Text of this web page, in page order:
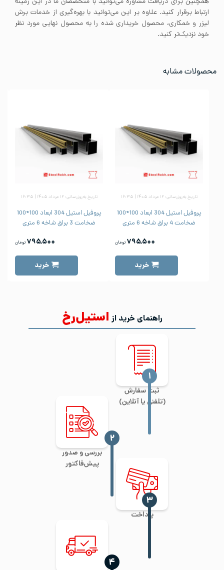
ارتباط برقرار کنید. علاوه بر این می‌توانید با بهره‌گیری از خدمات برش
لیزر و خمکاری، محصول خریداری شده را به محصول نهایی مورد نظر
خود نزدیک‌تر کنید.
محصولات مشابه
تاریخ به‌روزرسانی: ۱۲ مرداد ۱۴۰۵ | ۱۶:۳۵
پروفیل استیل 304 ابعاد 100*100
ضخامت 4 براق شاخه 6 متری
۷۹۵,۵۰۰ تومان
خرید
تاریخ به‌روزرسانی: ۱۲ مرداد ۱۴۰۵ | ۱۶:۳۵
پروفیل استیل 304 ابعاد 100*100
ضخامت 3 براق شاخه 6 متری
۷۹۵,۵۰۰ تومان
خرید
راهنمای خرید از استیل‌رخ
ثبت سفارش
(تلفنی یا آنلاین)
‍۱
بررسی و صدور
پیش‌فاکتور
‍۲
پرداخت
‍۳
‍۴